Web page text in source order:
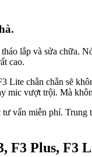
lắp và sửa chữa.
cao.
chắn chắn sẽ
mic vượt trội. Mà
tư vấn miễn phí. Trung
F3 Plus, F3